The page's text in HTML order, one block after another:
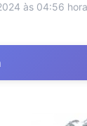
às 04:56